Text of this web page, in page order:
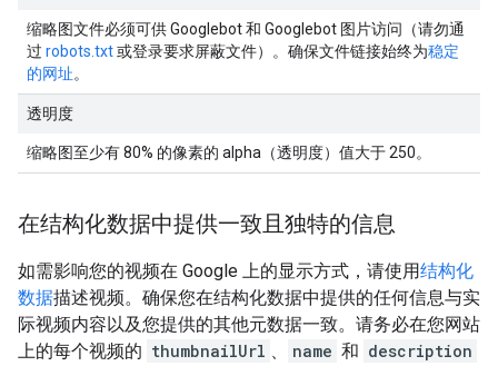
缩略图文件必须可供 Googlebot 和 Googlebot 图片访问（请勿通
过 robots.txt或登录要求屏蔽文件）。确保文件链接始终为稳定
的网址。
透明度
缩略图至少有 80% 的像素的 alpha（透明度）值大于 250。
在结构化数据中提供一致且独特的信息
如需影响您的视频在 Google 上的显示方式，请使用结构化
数据描述视频。确保您在结构化数据中提供的任何信息与实
际视频内容以及您提供的其他元数据一致。请务必在您网站
上的每个视频的 thumbnailUrl 、 name 和 description